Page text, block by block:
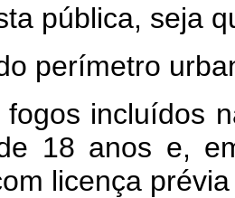
pública, seja
perímetro
fogos incluídos
18 anos e,
licença